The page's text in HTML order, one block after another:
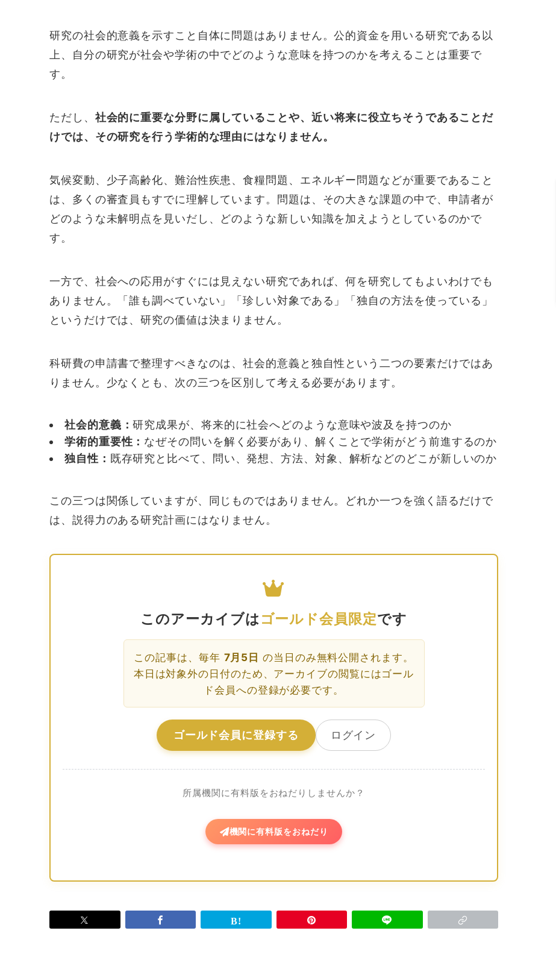
研究の社会的意義を示すこと自体に問題はありません。公的資金を用いる研究である以
上、自分の研究が社会や学術の中でどのような意味を持つのかを考えることは重要で
す。
ただし、 社会的に重要な分野に属していることや、近い将来に役立ちそうであることだ
けでは、その研究を行う学術的な理由にはなりません。
気候変動、少子高齢化、難治性疾患、食糧問題、エネルギー問題などが重要であること
は、多くの審査員もすでに理解しています。問題は、その大きな課題の中で、申請者が
どのような未解明点を見いだし、どのような新しい知識を加えようとしているのかで
す。
一方で、社会への応用がすぐには見えない研究であれば、何を研究してもよいわけでも
ありません。「誰も調べていない」「珍しい対象である」「独自の方法を使っている」
というだけでは、研究の価値は決まりません。
科研費の申請書で整理すべきなのは、社会的意義と独自性という二つの要素だけではあ
りません。少なくとも、次の三つを区別して考える必要があります。
社会的意義：研究成果が、将来的に社会へどのような意味や波及を持つのか
学術的重要性： なぜその問いを解く必要があり、解くことで学術がどう前進するのか
独自性： 既存研究と比べて、問い、発想、方法、対象、解析などのどこが新しいのか
この三つは関係していますが、同じものではありません。どれか一つを強く語るだけで
は、説得力のある研究計画にはなりません。
このアーカイブは ゴールド会員限定です
この記事は、毎年 7月5日 の当日のみ無料公開されます。
本日は対象外の日付のため、アーカイブの閲覧にはゴール
ド会員への登録が必要です。
ゴールド会員に登録する ログイン
所属機関に有料版をおねだりしませんか？
機関に有料版をおねだり